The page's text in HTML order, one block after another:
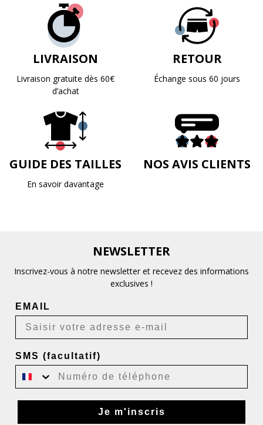
LIVRAISON
Livraison gratuite dès 60€
d’achat
RETOUR
Échange sous 60 jours
GUIDE DES TAILLES
En savoir davantage
NOS AVIS CLIENTS
NEWSLETTER
Inscrivez-vous à notre newsletter et recevez des informations
exclusives !
EMAIL
SMS (facultatif)
Je m'inscris